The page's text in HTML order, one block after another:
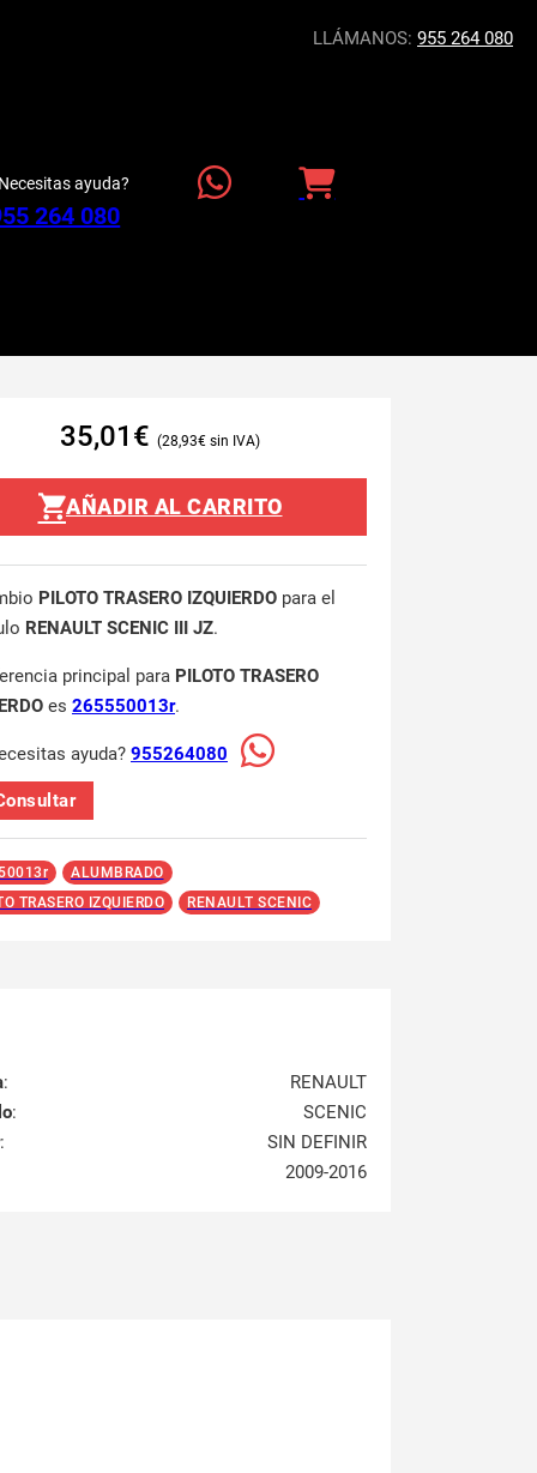
LLÁMANOS: 955 264 080
ayuda?
264 080
35,01 € 28,93€
AÑADIR AL CARRITO
PILOTO TRASERO IZQUIERDO para el
RENAULT SCENIC III JZ.
principal para PILOTO TRASERO
es 265550013r.
ayuda? 955264080
ALUMBRADO
TRASERO IZQUIERDO
RENAULT SCENIC
:
RENAULT
:
SCENIC
:
SIN DEFINIR
2009-2016